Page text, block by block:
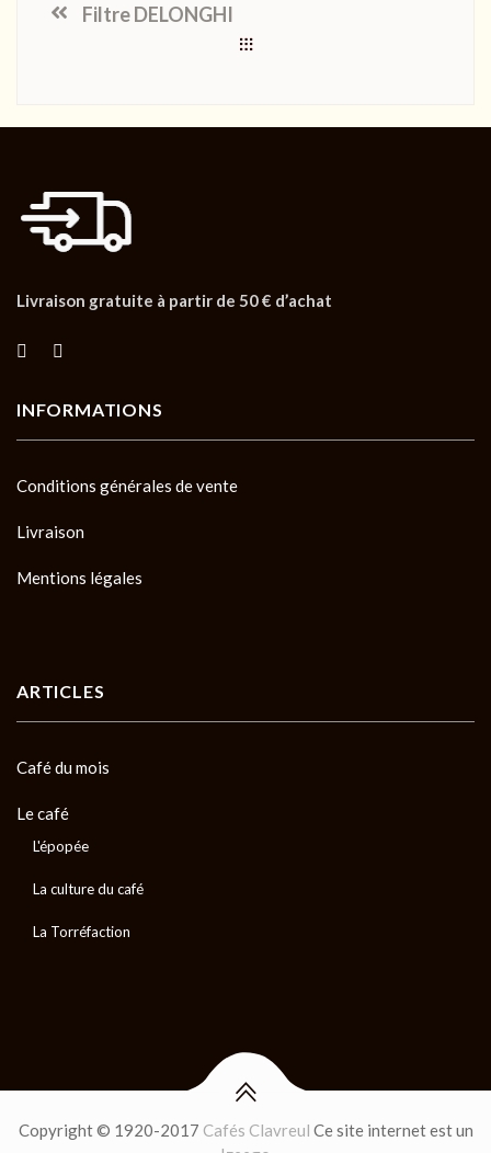
Filtre DELONGHI
Livraison gratuite à partir de 50 € d’achat
INFORMATIONS
Conditions générales de vente
Livraison
Mentions légales
ARTICLES
Café du mois
Le café
L'épopée
La culture du café
La Torréfaction
Copyright © 1920-2017 Cafés Clavreul Ce site internet est un